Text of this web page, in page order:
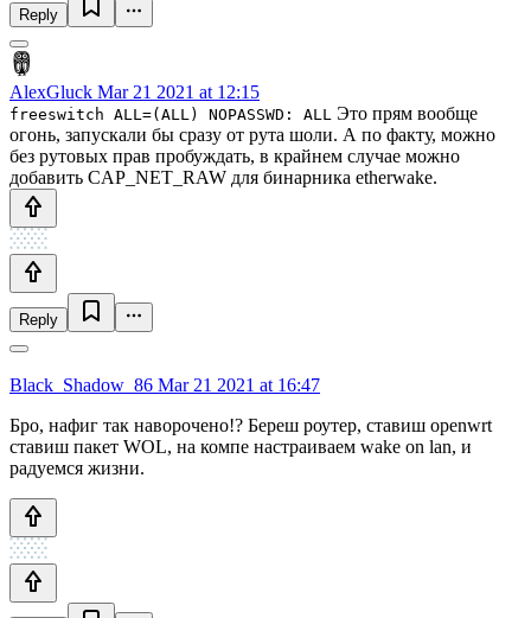
Reply
AlexGluck Mar 21 2021 at 12:15
freeswitch ALL=(ALL) NOPASSWD: ALL Это прям вообще
огонь, запускали бы сразу от рута шоли. А по факту, можно
без рутовых прав пробуждать, в крайнем случае можно
добавить CAP_NET_RAW для бинарника etherwake.
Reply
Black_Shadow_86 Mar 21 2021 at 16:47
Бро, нафиг так наворочено!? Береш роутер, ставиш openwrt
ставиш пакет WOL, на компе настраиваем wake on lan, и
радуемся жизни.